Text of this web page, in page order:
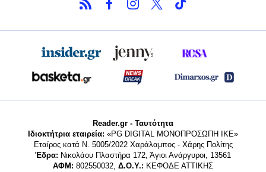
Reader.gr - Ταυτότητα
Ιδιοκτήτρια εταιρεία: «PG DIGITAL MONΟΠΡΟΣΩΠΗ ΙΚΕ»
Εταίρος κατά Ν. 5005/2022 Χαράλαμπος - Χάρης Πολίτης
Έδρα: Νικολάου Πλαστήρα 172, Άγιοι Ανάργυροι, 13561
ΑΦΜ: 802550032, Δ.Ο.Υ.: ΚΕΦΟΔΕ ΑΤΤΙΚΗΣ